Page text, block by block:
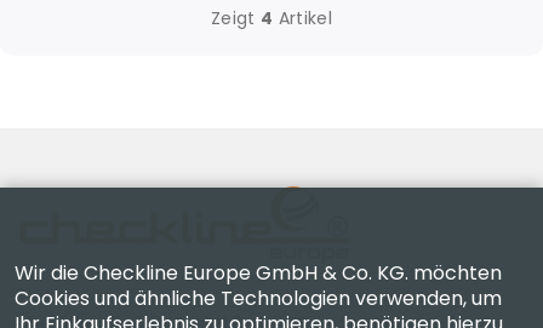
Zeigt 4 Artikel
Checkline Europe GmbH & Co. KG. — Spezialisten für
Wir die Checkline Europe GmbH & Co. KG. möchten
Cookies und ähnliche Technologien verwenden, um